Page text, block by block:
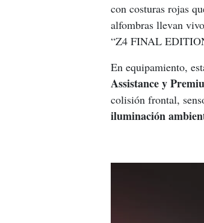
con costuras rojas
alfombras llevan
“Z4 FINAL
En equipamiento,
Assistance y
colisión frontal,
iluminación